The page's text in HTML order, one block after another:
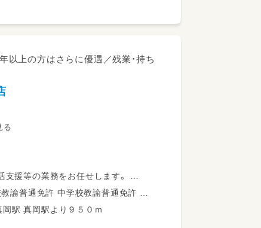
以上の方はさらに優遇／残業・持ち
る
支援等の業務をお任せします。
多数活躍中！
学校教諭普通免許 社会福祉士 精神保健福祉士 普通自動車運転免許
鐵道真岡線 真岡駅 真岡駅より９５０ｍ